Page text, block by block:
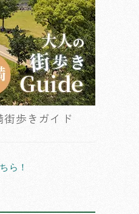
歩きガイド
ら！